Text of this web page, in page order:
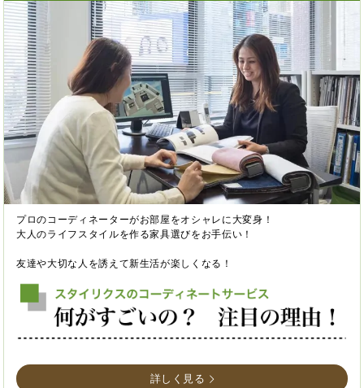
プロのコーディネーターがお部屋をオシャレに大変身！
大人のライフスタイルを作る家具選びをお手伝い！
友達や大切な人を誘えて新生活が楽しくなる！
詳しく見る